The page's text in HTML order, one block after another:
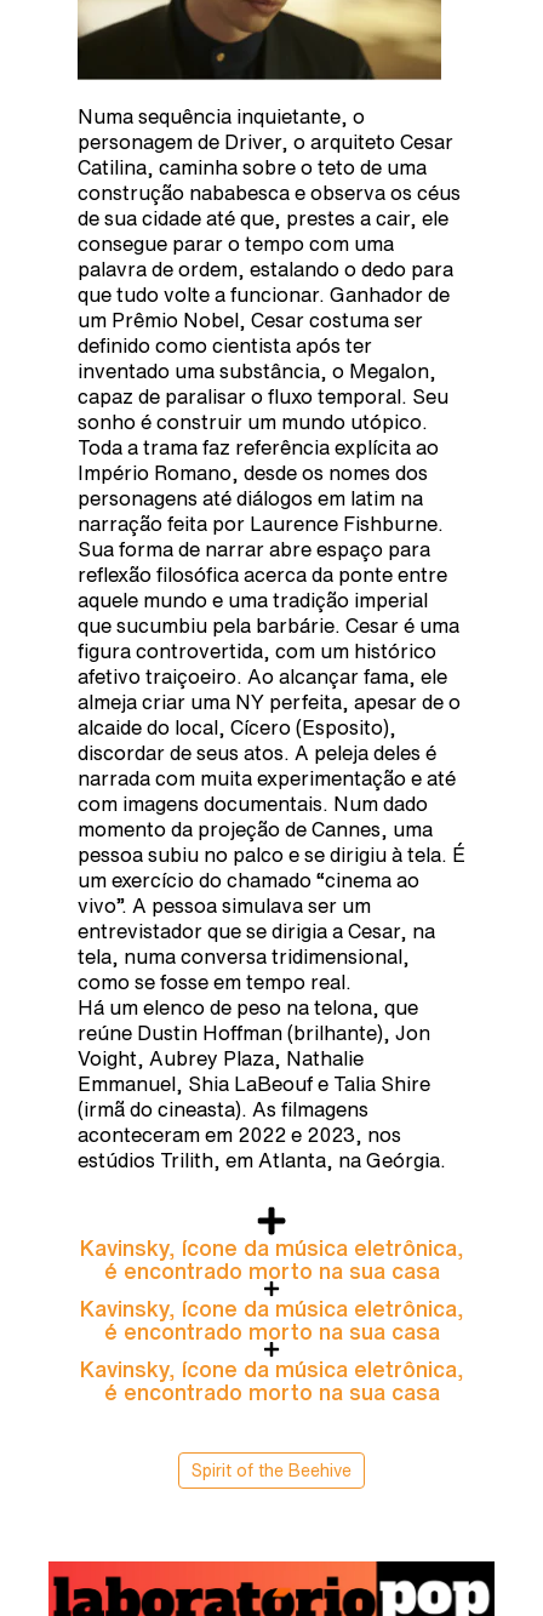
Numa sequência inquietante, o
personagem de Driver, o arquiteto Cesar
Catilina, caminha sobre o teto de uma
construção nababesca e observa os céus
de sua cidade até que, prestes a cair, ele
consegue parar o tempo com uma
palavra de ordem, estalando o dedo para
que tudo volte a funcionar. Ganhador de
um Prêmio Nobel, Cesar costuma ser
definido como cientista após ter
inventado uma substância, o Megalon,
capaz de paralisar o fluxo temporal. Seu
sonho é construir um mundo utópico.
Toda a trama faz referência explícita ao
Império Romano, desde os nomes dos
personagens até diálogos em latim na
narração feita por Laurence Fishburne.
Sua forma de narrar abre espaço para
reflexão filosófica acerca da ponte entre
aquele mundo e uma tradição imperial
que sucumbiu pela barbárie. Cesar é uma
figura controvertida, com um histórico
afetivo traiçoeiro. Ao alcançar fama, ele
almeja criar uma NY perfeita, apesar de o
alcaide do local, Cícero (Esposito),
discordar de seus atos. A peleja deles é
narrada com muita experimentação e até
com imagens documentais. Num dado
momento da projeção de Cannes, uma
pessoa subiu no palco e se dirigiu à tela. É
um exercício do chamado “cinema ao
vivo”. A pessoa simulava ser um
entrevistador que se dirigia a Cesar, na
tela, numa conversa tridimensional,
como se fosse em tempo real.
Há um elenco de peso na telona, que
reúne Dustin Hoffman (brilhante), Jon
Voight, Aubrey Plaza, Nathalie
Emmanuel, Shia LaBeouf e Talia Shire
(irmã do cineasta). As filmagens
aconteceram em 2022 e 2023, nos
estúdios Trilith, em Atlanta, na Geórgia.
Kavinsky, ícone da música eletrônica,
é encontrado morto na sua casa
Kavinsky, ícone da música eletrônica,
é encontrado morto na sua casa
Kavinsky, ícone da música eletrônica,
é encontrado morto na sua casa
Spirit of the Beehive